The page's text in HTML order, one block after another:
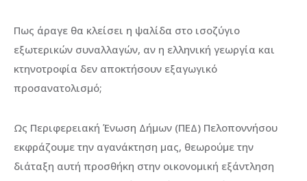
Πως άραγε θα κλείσει η ψαλίδα στο ισοζύγιο
εξωτερικών συναλλαγών, αν η ελληνική γεωργία και
κτηνοτροφία δεν αποκτήσουν εξαγωγικό
προσανατολισμό;
Ως Περιφερειακή Ένωση Δήμων (ΠΕΔ) Πελοποννήσου
εκφράζουμε την αγανάκτηση μας, θεωρούμε την
διάταξη αυτή προσθήκη στην οικονομική εξάντληση